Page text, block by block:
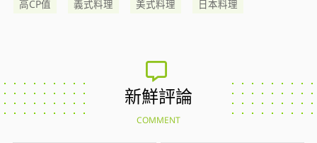
高CP值 義式料理 美式料理 日本料理
新鮮評論
COMMENT